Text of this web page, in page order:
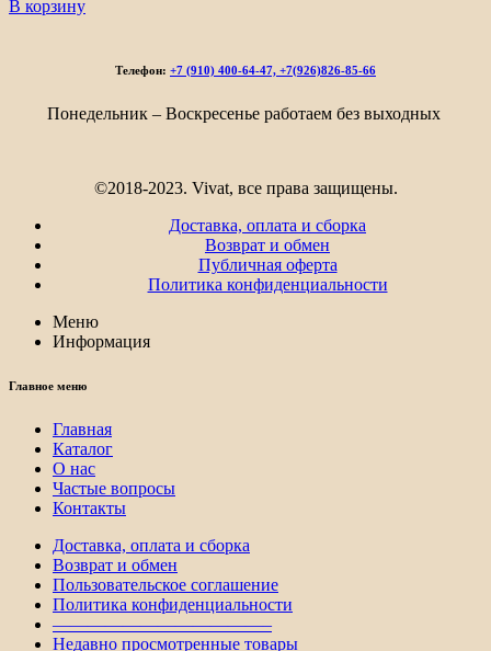
В корзину
Телефон: +7 (910) 400-64-47, +7(926)826-85-66
Понедельник – Воскресенье работаем без выходных
©2018-2023. Vivat, все права защищены.
Доставка, оплата и сборка
Возврат и обмен
Публичная оферта
Политика конфиденциальности
Меню
Информация
Главное меню
Главная
Каталог
О нас
Частые вопросы
Контакты
Доставка, оплата и сборка
Возврат и обмен
Пользовательское соглашение
Политика конфиденциальности
————————————–
Недавно просмотренные товары